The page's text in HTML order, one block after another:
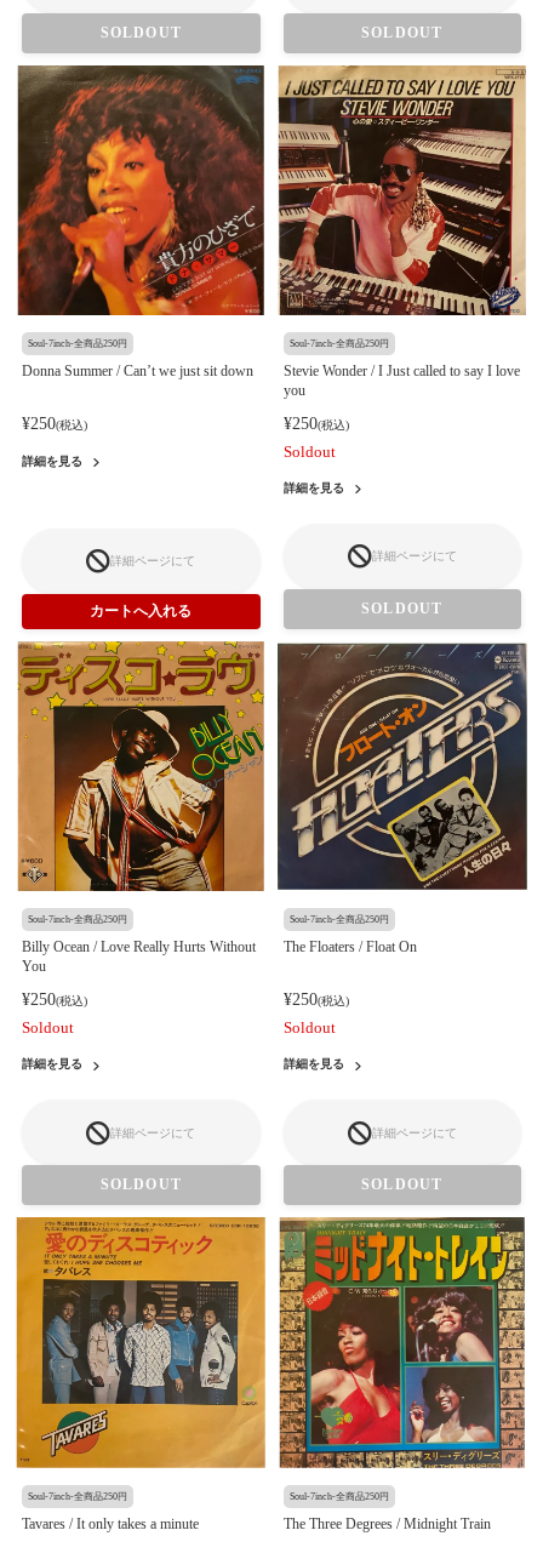
SOLDOUT SOLDOUT
Soul-7inch-全商品250円
Donna Summer / Can’t we just sit down
¥250(税込)
詳細を見る
詳細ページにて
Soul-7inch-全商品250円
Stevie Wonder / I Just called to say I love
you
¥250(税込)
Soldout
詳細を見る
詳細ページにて
SOLDOUT
Soul-7inch-全商品250円
Billy Ocean / Love Really Hurts Without
You
¥250(税込)
Soldout
詳細を見る
詳細ページにて
SOLDOUT
Soul-7inch-全商品250円
The Floaters / Float On
¥250(税込)
Soldout
詳細を見る
詳細ページにて
SOLDOUT
Soul-7inch-全商品250円
Tavares / It only takes a minute
Soul-7inch-全商品250円
The Three Degrees / Midnight Train